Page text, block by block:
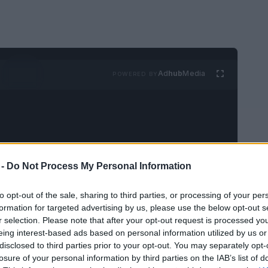
Do Not Process My Personal Information
opt-out of the sale, sharing to third parties, or processing of your
for targeted advertising by us, please use the below opt-out
selection. Please note that after your opt-out request is processed
interest-based ads based on personal information utilized by us
to third parties prior to your opt-out. You may separately
of your personal information by third parties on the IAB’s list of
AdhubMedia
con su clima fantástico y la gran cantidad
10 parques naturales más bellos de